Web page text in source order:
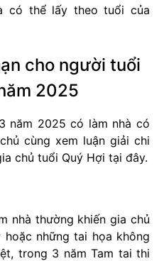
có thể lấy theo tuổi của
cho người tuổi
2025
năm 2025 có làm nhà có
cùng xem luận giải chi
chủ tuổi Quý Hợi tại đây.
nhà thường khiến gia chủ
những tai họa không
trong 3 năm Tam tai thi